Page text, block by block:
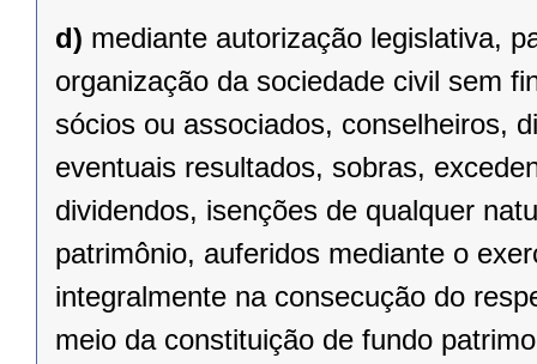
d) mediante autorização legislativa,
organização da sociedade civil sem
sócios ou associados, conselheiros,
eventuais resultados, sobras,
dividendos, isenções de qualquer
patrimônio, auferidos mediante o
integralmente na consecução do
meio da constituição de fundo